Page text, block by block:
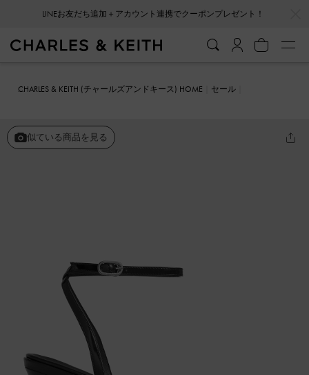
CHARLES & KEITH (チャールズアンドキース) HOME
セール
似ている商品を見る